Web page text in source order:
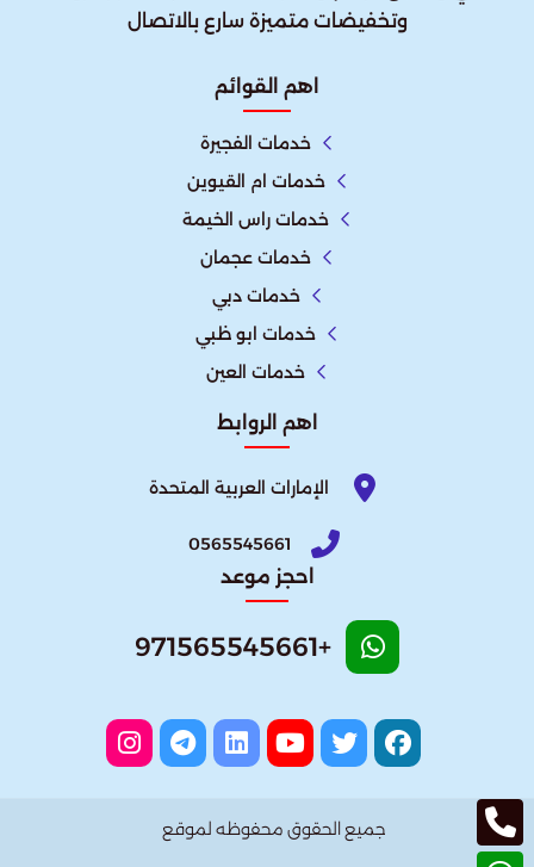
وتخفيضات متميزة سارع بالاتصال
اهم القوائم
خدمات الفجيرة
خدمات ام القيوين
خدمات راس الخيمة
خدمات عجمان
خدمات دبي
خدمات ابو ظبي
خدمات العين
اهم الروابط
الإمارات العربية المتحدة​
0565545661
احجز موعد
+971565545661
جميع الحقوق محفوظه لموقع